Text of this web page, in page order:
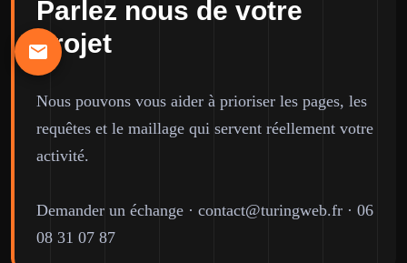
Parlez nous de votre
projet
Nous pouvons vous aider à prioriser les pages, les
requêtes et le maillage qui servent réellement votre
activité.
Demander un échange · contact@turingweb.fr · 06
08 31 07 87